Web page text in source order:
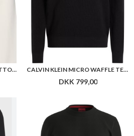
CALVIN KLEIN LS SUPIMA COTTON CREWNK SWEATER CALVIN KLEIN MICRO WAFFLE TEXTURE CN SWEATER
DKK 799,00